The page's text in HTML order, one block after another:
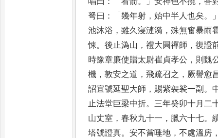
弩曰 ：「幾年射 ，始中半人也矣。
池沐浴 ，雖久寖漣漪 ，殊無奮暴雨
悚。後止溈山 ，禮大圓禪師 ，復證
時豫章廉使贈太尉崔貞孝公 ， 則魏
機 ，敦安之道 ，飛疏召之 ， 厥譽愈
詔宜號延聖大師 ， 賜紫袈裟一副 。
止法堂巨梁中折。 三年癸卯十月二
山丈室 ，春秋九十一 ， 臘六十七。
塔號證真。安不嘗唾地 ，不處溫房